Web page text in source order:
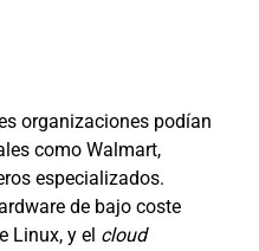
organizaciones podían
como Walmart,
especializados.
de bajo coste
Linux, y el cloud